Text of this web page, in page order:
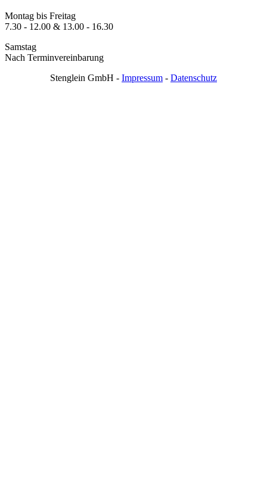
Montag bis Freitag
7.30 - 12.00 & 13.00 - 16.30
Samstag
Nach Terminvereinbarung
Stenglein GmbH - Impressum - Datenschutz